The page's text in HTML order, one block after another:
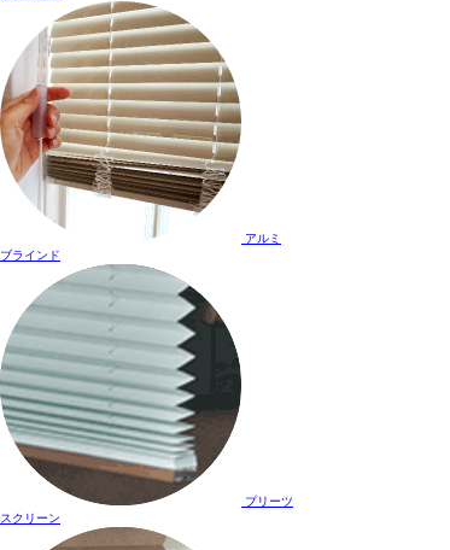
アルミ
ブラインド
プリーツ
スクリーン